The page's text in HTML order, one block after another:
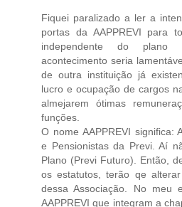
Fiquei paralizado a ler a
portas da AAPPREVI para
independente do
acontecimento seria
de outra instituição já
lucro e ocupação de cargos
almejarem ótimas
funções.
O nome AAPPREVI significa:
e Pensionistas da Previ. Aí
Plano (Previ Futuro). Então,
os estatutos, terão qe
dessa Associação. No meu
AAPPREVI que integram a